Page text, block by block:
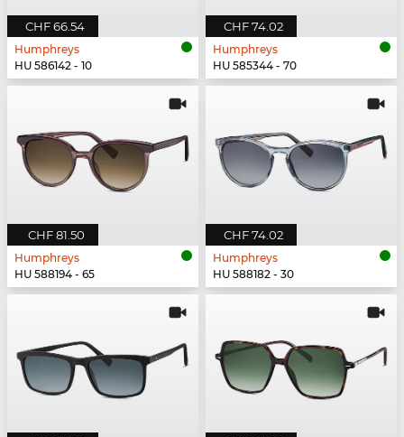
CHF 66.54
Humphreys
HU 586142 - 10
CHF 74.02
Humphreys
HU 585344 - 70
CHF 81.50
Humphreys
HU 588194 - 65
CHF 74.02
Humphreys
HU 588182 - 30